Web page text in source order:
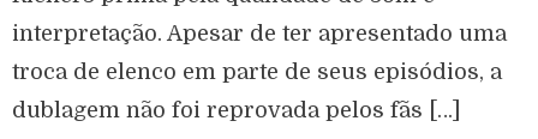
interpretação. Apesar de ter apresentado uma
troca de elenco em parte de seus episódios, a
dublagem não foi reprovada pelos fãs […]